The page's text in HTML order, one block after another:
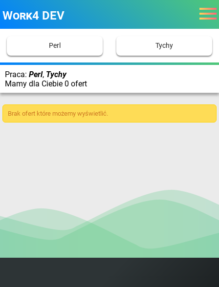
Work4 DEV
Perl Tychy
Praca: Perl, Tychy
Mamy dla Ciebie 0 ofert
Brak ofert które możemy wyświetlić.